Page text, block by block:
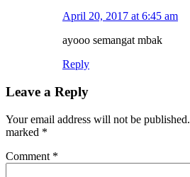
April 20, 2017 at 6:45 am
ayooo semangat mbak
Reply
Leave a Reply
Your email address will not be published.
marked *
Comment *